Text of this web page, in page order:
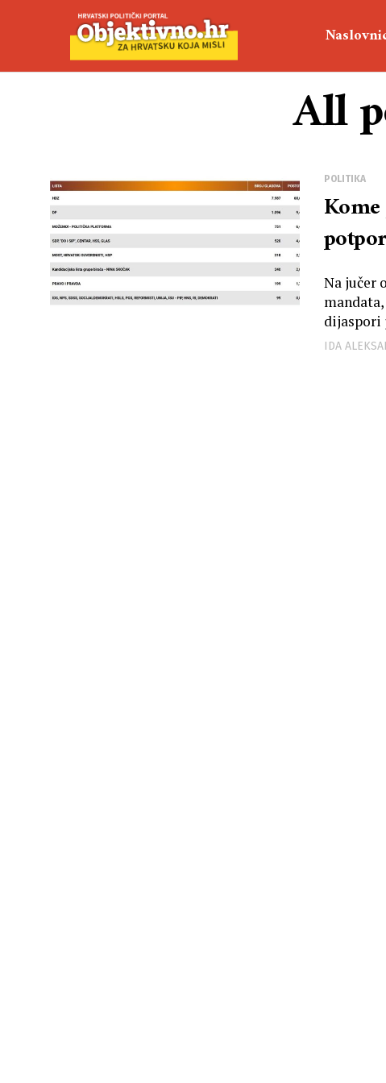
All
POLITIKA
Na jučer
dijaspori
IDA